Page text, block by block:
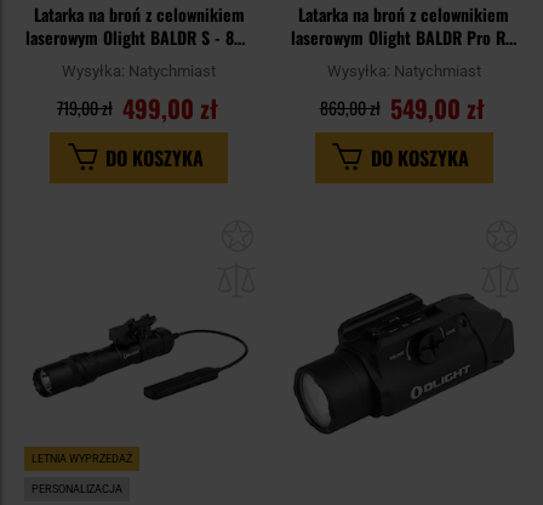
Latarka na broń z celownikiem
laserowym Olight BALDR S - 800
lumenów, Green Laser
Wysyłka: Natychmiast
499,00 zł
719,00 zł
DO KOSZYKA
Latarka na broń z celownikiem
laserowym Olight BALDR Pro R -
1350 lumenów, Green Laser
Wysyłka: Natychmiast
549,00 zł
869,00 zł
DO KOSZYKA
LETNIA WYPRZEDAŻ
PERSONALIZACJA